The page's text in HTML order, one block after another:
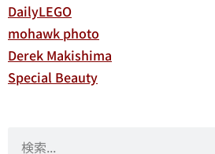
DailyLEGO
mohawk photo
Derek Makishima
Special Beauty